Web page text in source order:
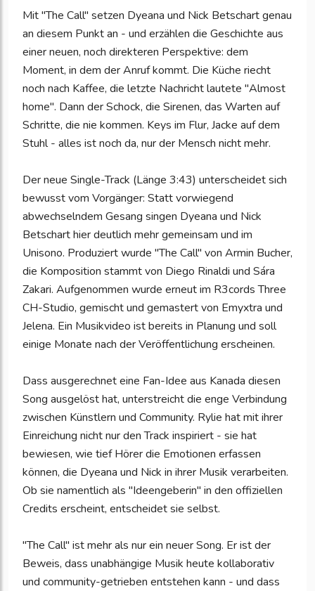
Mit "The Call" setzen Dyeana und Nick Betschart genau
an diesem Punkt an - und erzählen die Geschichte aus
einer neuen, noch direkteren Perspektive: dem
Moment, in dem der Anruf kommt. Die Küche riecht
noch nach Kaffee, die letzte Nachricht lautete "Almost
home". Dann der Schock, die Sirenen, das Warten auf
Schritte, die nie kommen. Keys im Flur, Jacke auf dem
Stuhl - alles ist noch da, nur der Mensch nicht mehr.
Der neue Single-Track (Länge 3:43) unterscheidet sich
bewusst vom Vorgänger: Statt vorwiegend
abwechselndem Gesang singen Dyeana und Nick
Betschart hier deutlich mehr gemeinsam und im
Unisono. Produziert wurde "The Call" von Armin Bucher,
die Komposition stammt von Diego Rinaldi und Sára
Zakari. Aufgenommen wurde erneut im R3cords Three
CH-Studio, gemischt und gemastert von Emyxtra und
Jelena. Ein Musikvideo ist bereits in Planung und soll
einige Monate nach der Veröffentlichung erscheinen.
Dass ausgerechnet eine Fan-Idee aus Kanada diesen
Song ausgelöst hat, unterstreicht die enge Verbindung
zwischen Künstlern und Community. Rylie hat mit ihrer
Einreichung nicht nur den Track inspiriert - sie hat
bewiesen, wie tief Hörer die Emotionen erfassen
können, die Dyeana und Nick in ihrer Musik verarbeiten.
Ob sie namentlich als "Ideengeberin" in den offiziellen
Credits erscheint, entscheidet sie selbst.
"The Call" ist mehr als nur ein neuer Song. Er ist der
Beweis, dass unabhängige Musik heute kollaborativ
und community-getrieben entstehen kann - und dass